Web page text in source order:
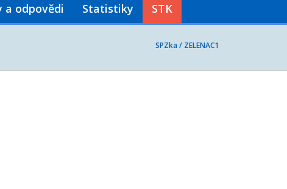
a odpovědi Statistiky STK
SPZka / ZELENAC1